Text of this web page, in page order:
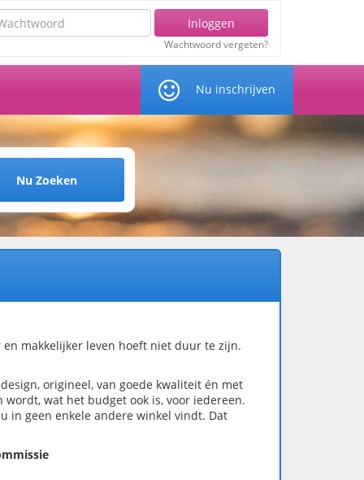
Inloggen
Wachtwoord vergeten?
Nu inschrijven
Nu Zoeken
en makkelijker leven hoeft niet duur te zijn.
origineel, van goede kwaliteit én met
wat het budget ook is, voor iedereen.
in geen enkele andere winkel vindt. Dat